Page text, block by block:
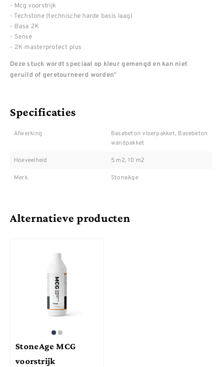
- Mcg voorstrijk
- Techstone (technische harde basis laag)
- Basa 2K
- Sense
- 2K masterprotect plus
Deze stuck wordt speciaal op kleur gemengd en kan niet
geruild of geretourneerd worden"
Specificaties
Afwerking
Basebeton vloerpakket, Basebeton
wandpakket
Hoeveelheid 5 m2, 10 m2
Merk StoneAge
Alternatieve producten
StoneAge MCG
voorstrijk